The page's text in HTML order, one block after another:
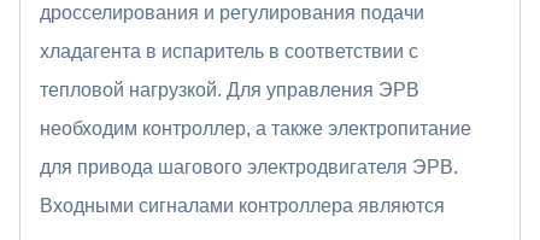
дросселирования и регулирования подачи
хладагента в испаритель в соответствии с
тепловой нагрузкой. Для управления ЭРВ
необходим контроллер, а также электропитание
для привода шагового электродвигателя ЭРВ.
Входными сигналами контроллера являются